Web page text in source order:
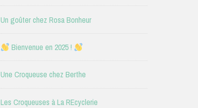
Un goûter chez Rosa Bonheur
Bienvenue en 2025 !
Une Croqueuse chez Berthe
Les Croqueuses à La REcyclerie